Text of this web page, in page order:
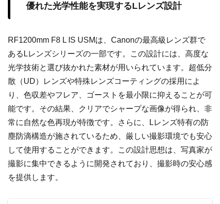
優れた光学性能を実現するLレンズ設計
RF1200mm F8 L IS USMは、Canonの最高級レンズ群で
あるLレンズシリーズの一部です。この設計には、高度な
光学技術と選び抜かれた素材が用いられています。超低分
散（UD）レンズや特殊レンズコーティングの採用によ
り、色収差やフレア、ゴーストを最小限に抑えることが可
能です。その結果、クリアでシャープな画像が得られ、非
常に自然な色再現が特徴です。さらに、Lレンズ特有の防
塵防滴構造が施されているため、厳しい撮影環境でも安心
して使用することができます。この設計思想は、写真家が
撮影に集中できるように開発されており、撮影時の安心感
を提供します。